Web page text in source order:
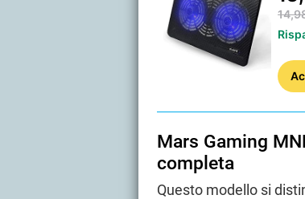
Mars Gaming
completa
Questo modello si